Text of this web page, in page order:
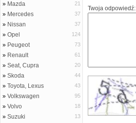
» Mazda 21
» Mercedes 37
» Nissan 37
» Opel 124
» Peugeot 73
» Renault 61
» Seat, Cupra 20
» Skoda 44
» Toyota, Lexus 43
» Volkswagen 95
» Volvo 18
» Suzuki 13
Twoja odpowiedź: